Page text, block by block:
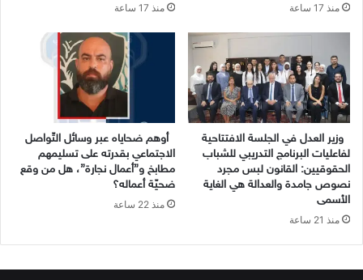
منذ 17 ساعة منذ 17 ساعة
وزير العدل في الجلسة الافتتاحية
لفاعليات البرنامج التدريبي للشباب
الحقوقيين: القانون لبس مجرد
نصوص جامدة والعدالة هي الغاية
الأسمى
منذ 21 ساعة
أوهم ضحاياه عبر وسائل التّواصل
الاجتماعي بقدرته على تسليمهم
مطابخ و”أعمال نجارة”، هل من وقع
ضحيّة أعماله؟
منذ 22 ساعة